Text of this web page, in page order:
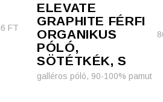
FT
ELEVATE
GRAPHITE FÉRFI
ORGANIKUS
PÓLÓ,
SÖTÉTKÉK, S
galléros póló, 90-100% pamut